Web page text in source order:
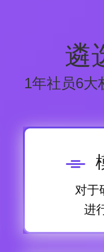
遴
1年社员6大
对于
进